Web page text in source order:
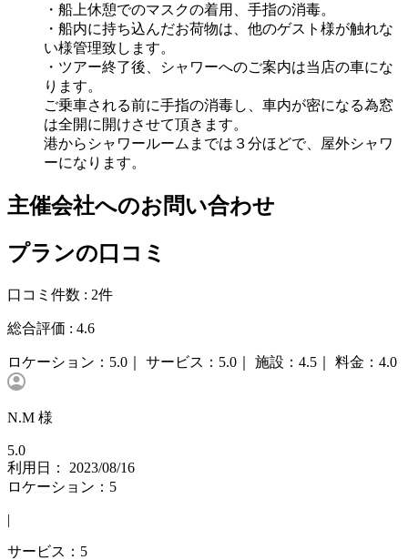
・船上休憩でのマスクの着用、手指の消毒。
・船内に持ち込んだお荷物は、他のゲスト様が触れな
い様管理致します。
・ツアー終了後、シャワーへのご案内は当店の車にな
ります。
ご乗車される前に手指の消毒し、車内が密になる為窓
は全開に開けさせて頂きます。
港からシャワールームまでは３分ほどで、屋外シャワ
ーになります。
主催会社へのお問い合わせ
プランの口コミ
口コミ件数 : 2件
総合評価 : 4.6
ロケーション： 5.0｜ サービス： 5.0｜ 施設： 4.5｜ 料金： 4.0
N.M 様
5.0
利用日： 2023/08/16
ロケーション：5
|
サービス：5